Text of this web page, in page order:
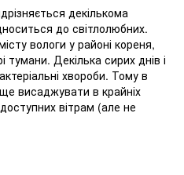
декількома
до світлолюбних.
вологи у районі кореня,
тумани. Декілька сирих днів і
хвороби. Тому в
висаджувати в крайніх
вітрам (але не